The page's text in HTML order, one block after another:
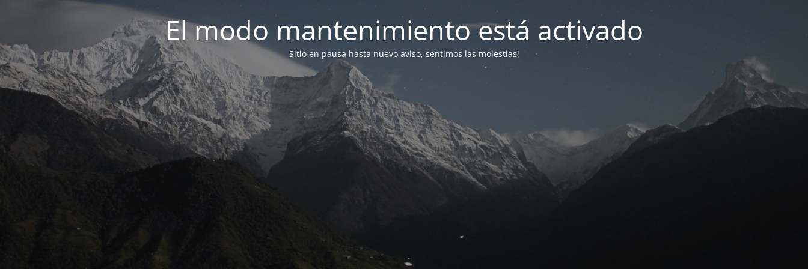
El modo mantenimiento está activado
Sitio en pausa hasta nuevo aviso, sentimos las molestias!